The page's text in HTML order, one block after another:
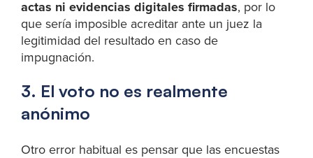
actas ni evidencias digitales firmadas, por lo
que sería imposible acreditar ante un juez la
legitimidad del resultado en caso de
impugnación.
3. El voto no es realmente
anónimo
Otro error habitual es pensar que las encuestas